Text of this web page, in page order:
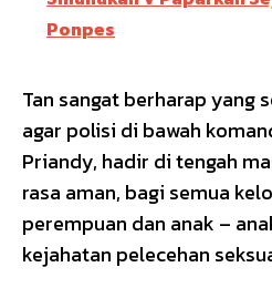
Ponpes
Tan sangat berharap yang
agar polisi di bawah
Priandy, hadir di tengah
rasa aman, bagi semua
perempuan dan anak –
kejahatan pelecehan